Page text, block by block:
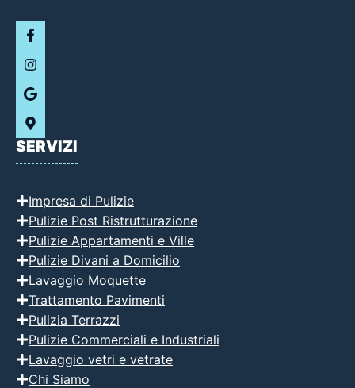
SERVIZI
Impresa di Pulizie
Pulizie Post Ristrutturazione
Pulizie Appartamenti e Ville
Pulizie Divani a Domicilio
Lavaggio Moquette
Trattamento Pavimenti
Pulizia Terrazzi
Pulizie Commerciali e Industriali
Lavaggio vetri e vetrate
Chi Siamo